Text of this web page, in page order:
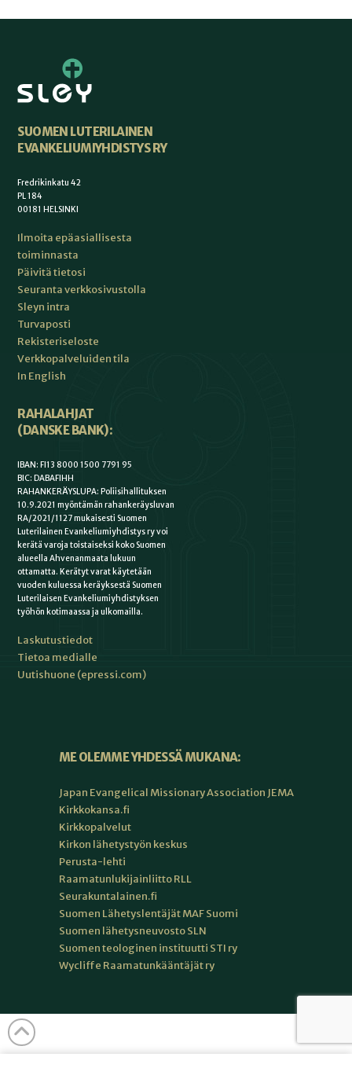
SUOMEN LUTERILAINEN
EVANKELIUMIYHDISTYS RY
Fredrikinkatu 42
PL 184
00181 HELSINKI
Ilmoita epäasiallisesta
toiminnasta
Päivitä tietosi
Seuranta verkkosivustolla
Sleyn intra
Turvaposti
Rekisteriseloste
Verkkopalveluiden tila
In English
RAHALAHJAT
(DANSKE BANK):
IBAN: FI13 8000 1500 7791 95
BIC: DABAFIHH
RAHANKERÄYSLUPA: Poliisihallituksen
10.9.2021 myöntämän rahankeräysluvan
RA/2021/1127 mukaisesti Suomen
Luterilainen Evankeliumiyhdistys ry voi
kerätä varoja toistaiseksi koko Suomen
alueella Ahvenanmaata lukuun
ottamatta. Kerätyt varat käytetään
vuoden kuluessa keräyksestä Suomen
Luterilaisen Evankeliumiyhdistyksen
työhön kotimaassa ja ulkomailla.
Laskutustiedot
Tietoa medialle
Uutishuone (epressi.com)
ME OLEMME YHDESSÄ MUKANA:
Japan Evangelical Missionary Association JEMA
Kirkkokansa.fi
Kirkkopalvelut
Kirkon lähetystyön keskus
Perusta-lehti
Raamatunlukijainliitto RLL
Seurakuntalainen.fi
Suomen Lähetyslentäjät MAF Suomi
Suomen lähetysneuvosto SLN
Suomen teologinen instituutti STI ry
Wycliffe Raamatunkääntäjät ry